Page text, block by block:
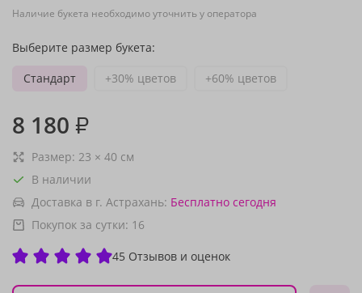
Наличие букета необходимо уточнить у оператора
Выберите размер букета:
Стандарт
+30% цветов +60% цветов
8 180 ₽
Размер: 23 × 40 см
В наличии
Доставка в г. Астрахань: Бесплатно сегодня
Покупок за сутки: 16
45 Отзывов и оценок